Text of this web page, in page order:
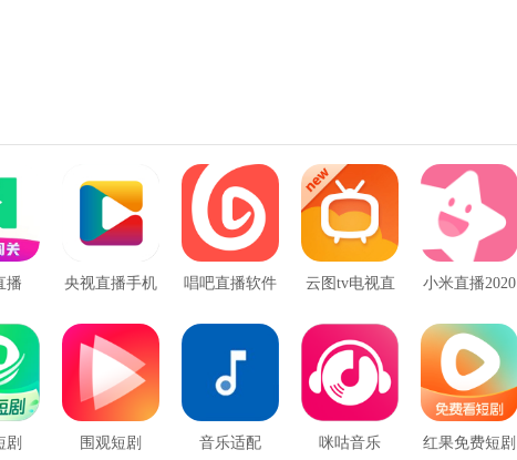
播 央视直播手机 唱吧直播软件 云图tv电视直 小米直播2020
剧 围观短剧 音乐适配 咪咕音乐 红果免费短剧